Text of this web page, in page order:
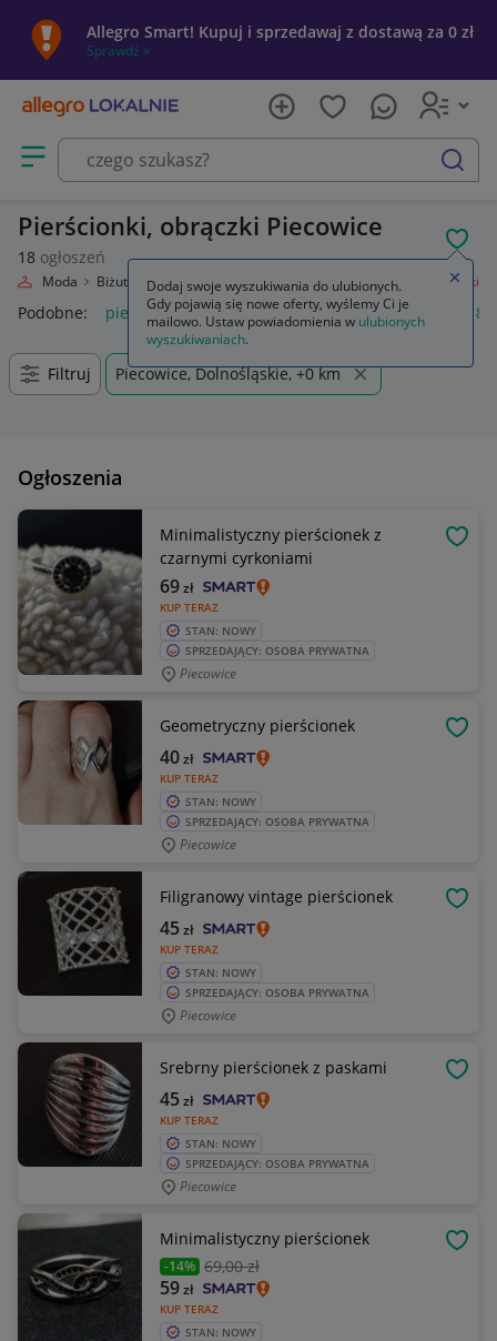
Allegro Smart! Kupuj i sprzedawaj z dostawą za 0 zł
Sprawdź »
Otwórz menu z kategoriami
szukaj
Pierścionki, obrączki Piecowice
18 ogłoszeń
Moda Biżuteria i Zegarki Biżuteria damska Pierścionki, obrączki
Podobne: pierścionki obrączki złote pierścionki obrączki 8
Filtruj Piecowice, Dolnośląskie, +0 km
Ogłoszenia
Minimalistyczny pierścionek z
czarnymi cyrkoniami
KUP TERAZ
69zł
STAN: NOWY
SPRZEDAJĄCY: OSOBA PRYWATNA
Piecowice
Geometryczny pierścionek
KUP TERAZ
40zł
STAN: NOWY
SPRZEDAJĄCY: OSOBA PRYWATNA
Piecowice
Filigranowy vintage pierścionek
KUP TERAZ
45zł
STAN: NOWY
SPRZEDAJĄCY: OSOBA PRYWATNA
Piecowice
Srebrny pierścionek z paskami
KUP TERAZ
45zł
STAN: NOWY
SPRZEDAJĄCY: OSOBA PRYWATNA
Piecowice
Minimalistyczny pierścionek
-14% 69,00 zł
KUP TERAZ
59zł
STAN: NOWY
Dodaj swoje wyszukiwania do ulubionych.
Gdy pojawią się nowe oferty, wyślemy Ci je
mailowo. Ustaw powiadomienia w ulubionych
wyszukiwaniach.